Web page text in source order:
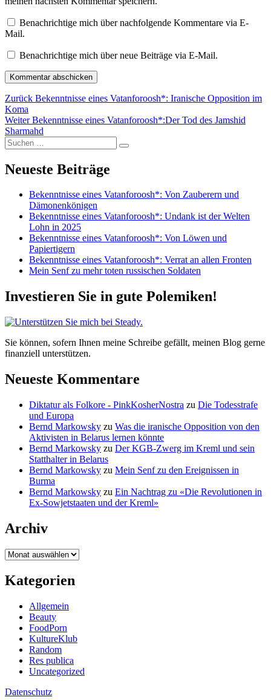
Benachrichtige mich über nachfolgende Kommentare via E-
Mail.
Benachrichtige mich über neue Beiträge via E-Mail.
Beitragsnavigation
Zurück Vorheriger
Bekenntnisse eines Vatanforoosh*: Iranische Opposition im
Koma
Weiter Nächster
Beitrag:
Bekenntnisse eines Vatanforoosh*:Der Tod des Jamshid
Sharmahd
Suchen
nach:
Suchen
Neueste Beiträge
Bekenntnisse eines Vatanforoosh*: Von Zauberern und
Dämonenkönigen
Bekenntnisse eines Vatanforoosh*: Undank ist der Welten
Lohn in 2025
Bekenntnisse eines Vatanforoosh*: Von Löwen und
Papiertigern
Bekenntnisse eines Vatanforoosh*: Verrat an allen Fronten
Mein Senf zu mehr toten russischen Soldaten
Investieren Sie in gute Polemiken!
Sie können, sofern Ihnen meine Schreibe gefällt, meinen Blog gerne
finanziell unterstützen.
Neueste Kommentare
Diktatur als Folkore - PinkKosherNostra zu Die Todesstrafe
und Europa
Bernd Markowsky zu Was die iranische Opposition von den
Aktivisten in Belarus lernen könnte
Bernd Markowsky zu Der KGB-Zwerg im Kreml und sein
Statthalter in Belarus
Bernd Markowsky zu Mein Senf zu den Ereignissen in
Burma
Bernd Markowsky zu Ein Nachtrag zu «Die Revolutionen in
Ex-Sowjetstaaten und der Kreml»
Archiv
Archiv
Kategorien
Allgemein
Beauty
FoodPorn
KultureKlub
Random
Res publica
Uncategorized
Datenschutz